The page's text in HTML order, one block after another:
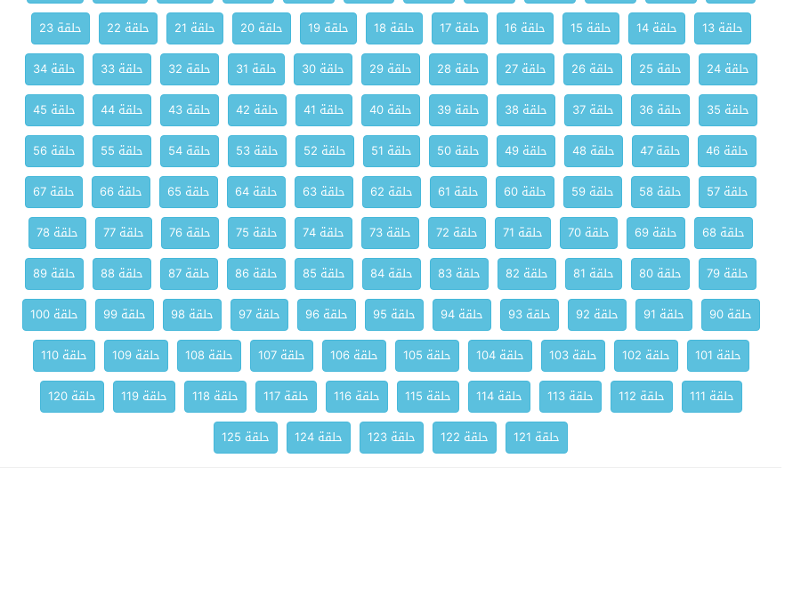
حلقة 13
حلقة 14 حلقة 15 حلقة 16 حلقة 17 حلقة 18 حلقة 19 حلقة 20 حلقة 21 حلقة 22
حلقة 23
حلقة 24
حلقة 25 حلقة 26 حلقة 27 حلقة 28 حلقة 29 حلقة 30 حلقة 31 حلقة 32 حلقة 33
حلقة 34
حلقة 35
حلقة 36 حلقة 37 حلقة 38 حلقة 39 حلقة 40 حلقة 41 حلقة 42 حلقة 43 حلقة 44
حلقة 45
حلقة 46
حلقة 47 حلقة 48 حلقة 49 حلقة 50 حلقة 51 حلقة 52 حلقة 53 حلقة 54 حلقة 55
حلقة 56
حلقة 57
حلقة 58 حلقة 59 حلقة 60 حلقة 61 حلقة 62 حلقة 63 حلقة 64 حلقة 65 حلقة 66
حلقة 67
حلقة 68
حلقة 69 حلقة 70 حلقة 71 حلقة 72 حلقة 73 حلقة 74 حلقة 75 حلقة 76 حلقة 77
حلقة 78
حلقة 79
حلقة 80 حلقة 81 حلقة 82 حلقة 83 حلقة 84 حلقة 85 حلقة 86 حلقة 87 حلقة 88
حلقة 89
حلقة 90
حلقة 91 حلقة 92 حلقة 93 حلقة 94 حلقة 95 حلقة 96 حلقة 97 حلقة 98 حلقة 99
حلقة 100
حلقة 101
حلقة 102 حلقة 103 حلقة 104 حلقة 105 حلقة 106 حلقة 107 حلقة 108 حلقة 109
حلقة 110
حلقة 111
حلقة 112 حلقة 113 حلقة 114 حلقة 115 حلقة 116 حلقة 117 حلقة 118 حلقة 119
حلقة 120
حلقة 121
حلقة 122 حلقة 123 حلقة 124 حلقة 125